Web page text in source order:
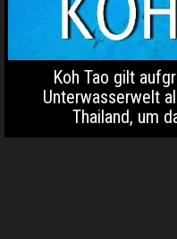
Koh Tao gilt
Unterwasserwelt
Thailand, um